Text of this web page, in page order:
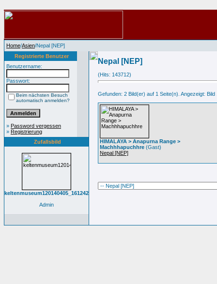
Home/Asien/Nepal [NEP]
Registrierte Benutzer
Benutzername:
Passwort:
Beim nächsten Besuch
automatisch anmelden?
» Password vergessen
» Registrierung
Zufallsbild
keltenmuseum120140405_161242
Admin
Nepal [NEP]
(Hits: 143712)
Gefunden: 2 Bild(er) auf 1 Seite(n). Angezeigt: Bild
HIMALAYA > Anapurna Range >
Machhhapuchhre (Gast)
Nepal [NEP]